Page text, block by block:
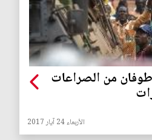
من الصراعات
الأربعاء 24 آيار 2017